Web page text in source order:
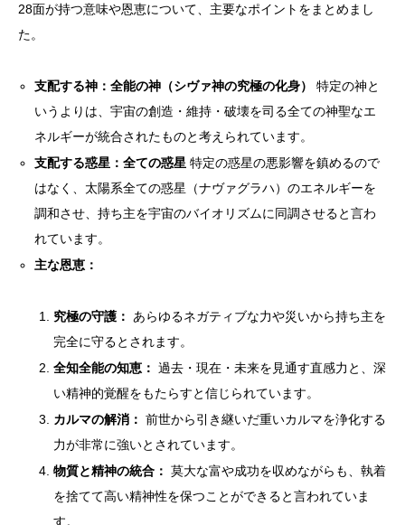
28面が持つ意味や恩恵について、主要なポイントをまとめまし
た。
支配する神：全能の神（シヴァ神の究極の化身）
特定の神と
いうよりは、宇宙の創造・維持・破壊を司る全ての神聖なエ
ネルギーが統合されたものと考えられています。
支配する惑星：全ての惑星 特定の惑星の悪影響を鎮めるので
はなく、太陽系全ての惑星（ナヴァグラハ）のエネルギーを
調和させ、持ち主を宇宙のバイオリズムに同調させると言わ
れています。
主な恩恵：
究極の守護：
あらゆるネガティブな力や災いから持ち主を
完全に守るとされます。
全知全能の知恵： 過去・現在・未来を見通す直感力と、深
い精神的覚醒をもたらすと信じられています。
カルマの解消： 前世から引き継いだ重いカルマを浄化する
力が非常に強いとされています。
物質と精神の統合： 莫大な富や成功を収めながらも、執着
を捨てて高い精神性を保つことができると言われていま
す。